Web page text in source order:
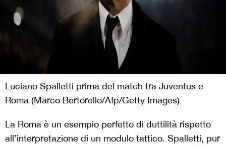
Luciano Spalletti prima del match tra Juventus e
Roma (Marco Bertorello/Afp/Getty Images)
La Roma è un esempio perfetto di duttilità rispetto
all’interpretazione di un modulo tattico. Spalletti, pur